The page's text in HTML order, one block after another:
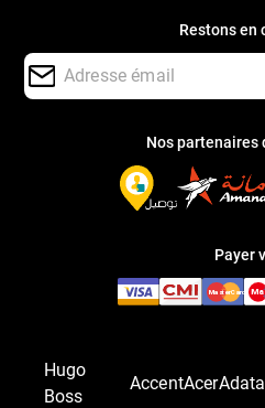
Restons en
Nos partenaires
Payer
Hugo
Boss
AccentAcerAdata